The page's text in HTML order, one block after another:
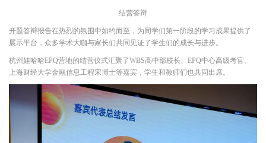
结营答辩
开题答辩报告在热烈的氛围中如约而至，为同学们第一阶段的学习成果提供了
展示平台，众多学术大咖与家长们共同见证了学生们的成长与进步。
杭州娃哈哈EPQ营地的结营仪式汇聚了WBS高中部校长、EPQ中心高级考官、
上海财经大学金融信息工程宋博士等嘉宾，学生和教师们也共同出席。